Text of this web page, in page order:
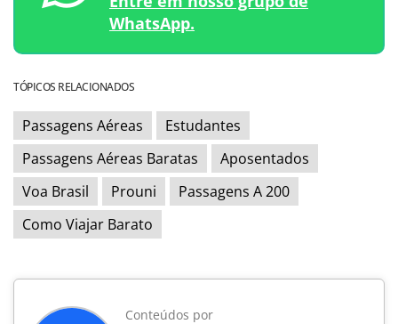
WhatsApp.
TÓPICOS RELACIONADOS
Passagens Aéreas
Estudantes
Passagens Aéreas Baratas
Aposentados
Voa Brasil
Prouni
Passagens A 200
Como Viajar Barato
Conteúdos por